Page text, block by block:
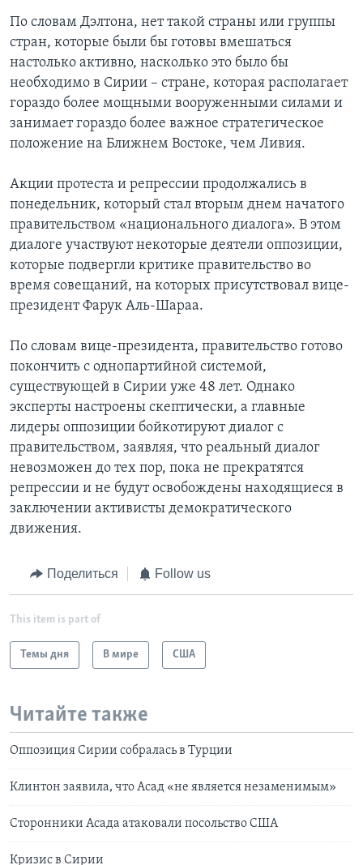
По словам Дэлтона, нет такой страны или группы
стран, которые были бы готовы вмешаться
настолько активно, насколько это было бы
необходимо в Сирии – стране, которая располагает
гораздо более мощными вооруженными силами и
занимает гораздо более важное стратегическое
положение на Ближнем Востоке, чем Ливия.
Акции протеста и репрессии продолжались в
понедельник, который стал вторым днем начатого
правительством «национального диалога». В этом
диалоге участвуют некоторые деятели оппозиции,
которые подвергли критике правительство во
время совещаний, на которых присутствовал вице-
президент Фарук Аль-Шараа.
По словам вице-президента, правительство готово
покончить с однопартийной системой,
существующей в Сирии уже 48 лет. Однако
эксперты настроены скептически, а главные
лидеры оппозиции бойкотируют диалог с
правительством, заявляя, что реальный диалог
невозможен до тех пор, пока не прекратятся
репрессии и не будут освобождены находящиеся в
заключении активисты демократического
движения.
Поделиться Follow us
This item is part of
Темы дня В мире США
Читайте также
Оппозиция Сирии собралась в Турции
Клинтон заявила, что Асад «не является незаменимым»
Сторонники Асада атаковали посольство США
Кризис в Сирии